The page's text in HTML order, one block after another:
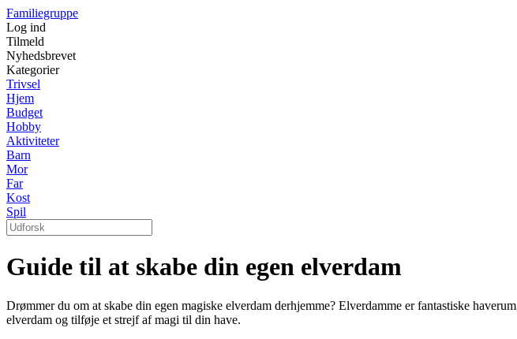
Familiegruppe
Log ind
Tilmeld
Nyhedsbrevet
Kategorier
Trivsel
Hjem
Budget
Hobby
Aktiviteter
Barn
Mor
Far
Kost
Spil
Guide til at skabe din egen elverdam
Drømmer du om at skabe din egen magiske elverdam derhjemme? Elverdamme er fantastiske
elverdam og tilføje et strejf af magi til din have.